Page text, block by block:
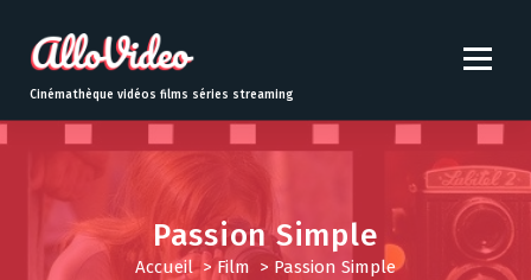
t
o
Cinémathèque vidéos films séries streaming
Passion Simple
Accueil>Film > Passion Simple